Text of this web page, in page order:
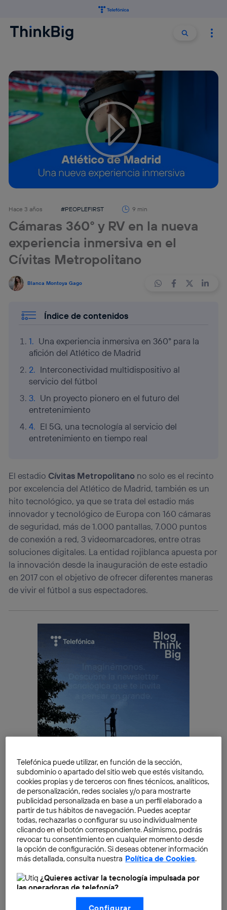
Buscar
Tu configuración de cookies no permite la visualización de
este contenido
Configurar cookies
Hace 3 años #PEOPLEFIRST 9 min
Cámaras 360° y RV en la nueva
experiencia inmersiva en el
Cívitas Metropolitano
Blanca Montoya Gago
Índice de contenidos
Una experiencia inmersiva en 360° para la
afición del Atlético de Madrid
Interconectividad multidispositivo al
servicio del fútbol
Un proyecto pionero en el futuro del
entretenimiento
El 5G, una tecnología al servicio del
entretenimiento en tiempo real
El estadio Cívitas Metropolitano no solo es el recinto
por excelencia del Atlético de Madrid, también es un
hito tecnológico, ya que se trata del estadio más
innovador y tecnológico de Europa con 160 cámaras
de seguridad, más de 1.000 pantallas, 7.000 puntos
de conexión a red, 3 videomarcadores, entre otras
soluciones digitales. La entidad rojiblanca apuesta por
la innovación desde la inauguración de este estadio
en 2017 con el objetivo de ofrecer diferentes maneras
de vivir el fútbol a sus espectadores.
Con la idea de seguir manteniéndose a la vanguardia
tecnológica, el Atlético de Madrid trabaja
conjuntamente con Telefónica en el proyecto de
innovaciónMULTICAM 5G-VR 360° en tiempo real
La meta de esta iniciativa es desplegar la red 5G
sala Club Telefónica Empresas, donde ofrecer al
público nuevas experiencias inmersivas desde lugares
Telefónica puede utilizar, en función de la sección,
subdominio o apartado del sitio web que estés visitando,
cookies propias y de terceros con fines técnicos, analíticos,
de personalización, redes sociales y/o para mostrarte
publicidad personalizada en base a un perfil elaborado a
partir de tus hábitos de navegación. Puedes aceptar
todas, rechazarlas o configurar su uso individualmente
clicando en el botón correspondiente. Asimismo, podrás
revocar tu consentimiento en cualquier momento desde
la opción de configuración. Si deseas obtener información
más detallada, consulta nuestra Política de Cookies.
¿Quieres activar la tecnología impulsada por
las operadoras de telefonía?
Nosotros, Telefónica S.A., utilizamos la tecnología Utiq para
Configurar